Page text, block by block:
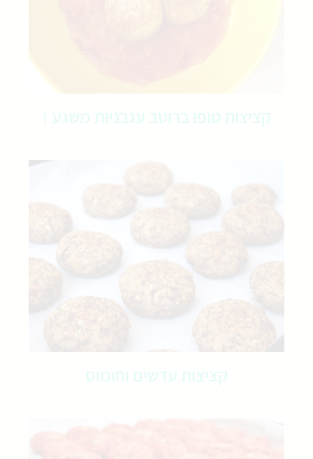
קציצות טופו ברוטב עגבניות משגע !
קציצות עדשים וחומוס